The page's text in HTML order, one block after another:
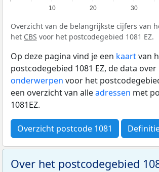
10 20 30
Overzicht van de belangrijkste cijfers van
het CBS voor het postcodegebied 1081 EZ.
Op deze pagina vind je een kaartvan
postcodegebied 1081 EZ, de data
onderwerpen voor het
een overzicht van alleadressen met
1081EZ.
Overzicht postcode 1081
Over het postcodegebied